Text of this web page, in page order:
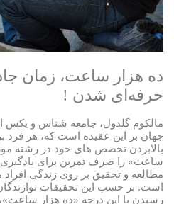
ده هزار ساعت، زمان
حرفه‌ای شدن !
مالکوم گلدول، جامعه شناس و یکس
جهان بر این عقیده است که، هر فرد
بالابردن تخصص های خود در رشته
ساعت» را صرف تمرین برای یادگیری
مطالعه و تحقیق بر روی زندگی
است. بر حسب این تحقیقات
رسیدن با این درجه «ده هزار ساعت»،